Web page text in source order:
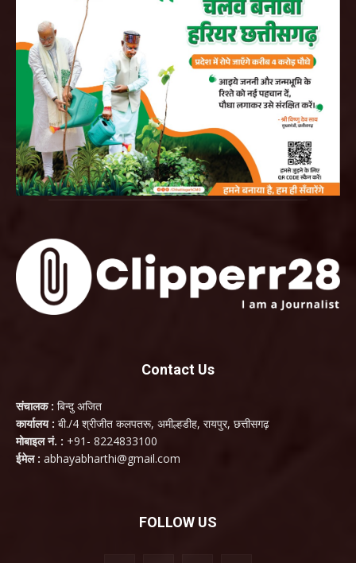
Contact Us
संचालक : बिन्दु अजित
कार्यालय : बी./4 श्रीजीत कलपतरू, अमील्हडीह, रायपुर, छत्तीसगढ़
मोबाइल नं. : +91- 8224833100
ईमेल : abhayabharthi@gmail.com
FOLLOW US